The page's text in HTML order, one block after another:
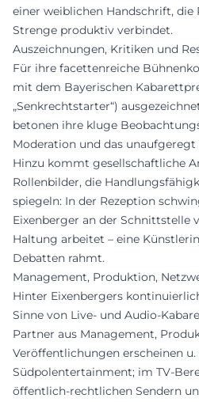
einer weiblichen Handschrift, die
Strenge produktiv verbindet.
Auszeichnungen, Kritiken und
Für ihre facettenreiche
mit dem Bayerischen
„Senkrechtstarter“)
betonen ihre kluge
Moderation und das
Hinzu kommt gesellschaftliche
Rollenbilder, die
spiegeln: In der Rezeption
Eixenberger an der Schnittstelle
Haltung arbeitet – eine
Debatten rahmt.
Management, Produktion,
Hinter Eixenbergers
Sinne von Live- und Audio-
Partner aus Management,
Veröffentlichungen erscheinen u.
Südpolentertainment; im TV-
öffentlich-rechtlichen Sendern